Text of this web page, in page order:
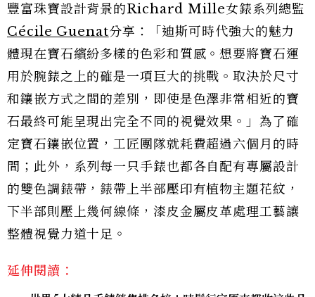
豐富珠寶設計背景的Richard Mille女錶系列總監
Cécile Guenat分享：「迪斯可時代強大的魅力
體現在寶石繽紛多樣的色彩和質感。想要將寶石運
用於腕錶之上的確是一項巨大的挑戰。取決於尺寸
和鑲嵌方式之間的差別，即使是色澤非常相近的寶
石最終可能呈現出完全不同的視覺效果。」為了確
定寶石鑲嵌位置，工匠團隊就耗費超過六個月的時
間；此外，系列每一只手錶也都各自配有專屬設計
的雙色調錶帶，錶帶上半部壓印有植物主題花紋，
下半部則壓上幾何線條，漆皮金屬皮革處理工藝讓
整體視覺力道十足。
延伸閱讀：